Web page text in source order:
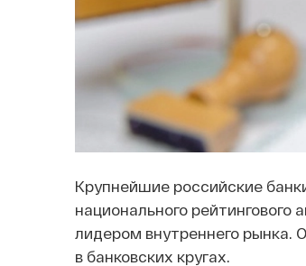
Крупнейшие российские
национального
лидером внутреннего рынка.
в банковских кругах.